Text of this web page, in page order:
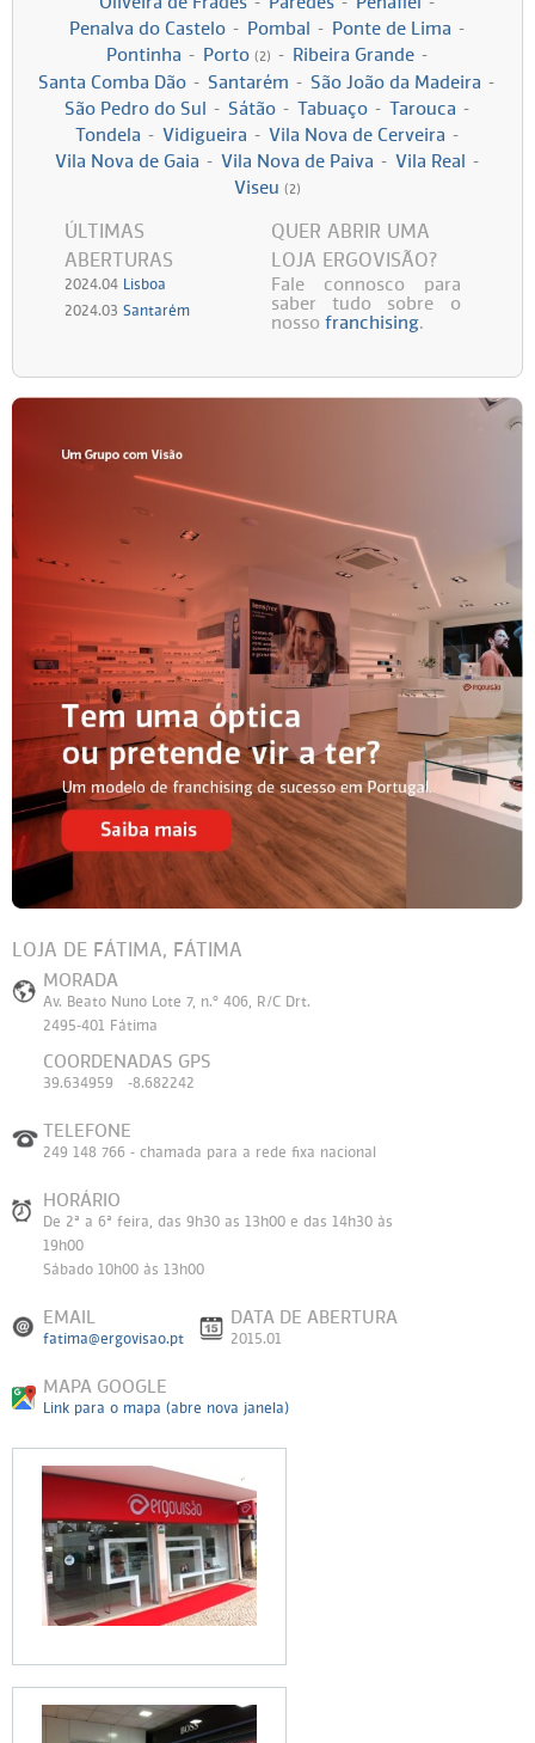
Penalva do Castelo - Pombal - Ponte de Lima -
Pontinha - Porto (2) - Ribeira Grande -
Santa Comba Dão - Santarém - São João da Madeira -
São Pedro do Sul
- Sátão - Tabuaço - Tarouca -
Tondela - Vidigueira - Vila Nova de Cerveira -
Vila Nova de Gaia - Vila Nova de Paiva - Vila Real
-
Viseu (2)
ÚLTIMAS
ABERTURAS
2024.04 Lisboa
2024.03Santarém
QUER ABRIR UMA
LOJA ERGOVISÃO?
Fale connosco para
saber tudo sobre o
nosso franchising.
LOJA DE FÁTIMA, FÁTIMA
MORADA
Av. Beato Nuno Lote 7, n.º 406, R/C Drt.
2495-401 Fátima
COORDENADAS GPS
39.634959 -8.682242
TELEFONE
249 148 766 - chamada para a rede fixa nacional
HORÁRIO
De 2ª a 6ª feira, das 9h30 as 13h00 e das 14h30 às
19h00
Sábado 10h00 às 13h00
EMAIL
fatima@ergovisao.pt
DATA DE ABERTURA
2015.01
MAPA GOOGLE
Link para o mapa (abre nova janela)
Polaroid
Prada
Ray-ban
Vogue
Vogue Eyewear
Ray-Ban
Ray Ban Junior